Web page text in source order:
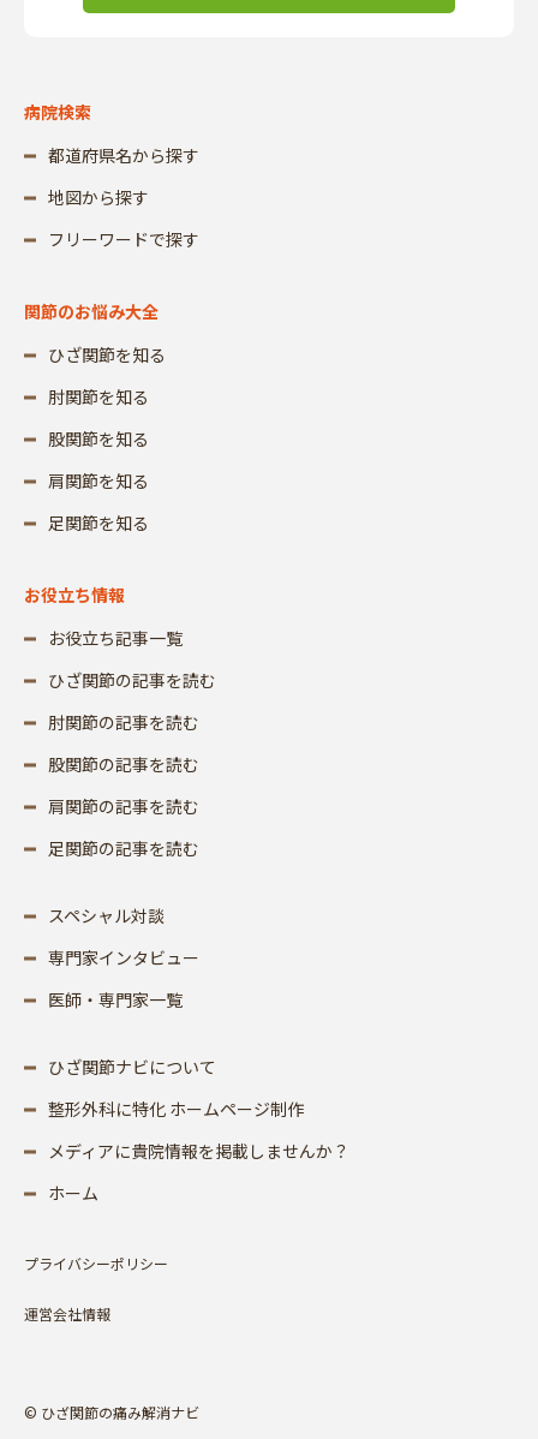
病院検索
都道府県名から探す
地図から探す
フリーワードで探す
関節のお悩み大全
ひざ関節を知る
肘関節を知る
股関節を知る
肩関節を知る
足関節を知る
お役立ち情報
お役立ち記事一覧
ひざ関節の記事を読む
肘関節の記事を読む
股関節の記事を読む
肩関節の記事を読む
足関節の記事を読む
スペシャル対談
専門家インタビュー
医師・専門家一覧
ひざ関節ナビについて
整形外科に特化 ホームページ制作
メディアに貴院情報を掲載しませんか？
ホーム
プライバシーポリシー
運営会社情報
© ひざ関節の痛み解消ナビ